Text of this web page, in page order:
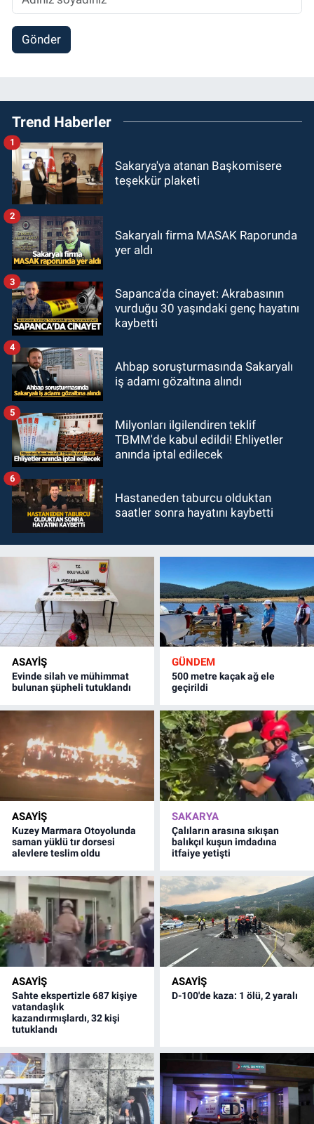
Gönder
Trend Haberler
Sakarya'ya atanan Başkomisere
teşekkür plaketi
1
Sakaryalı firma MASAK Raporunda
yer aldı
2
Sapanca'da cinayet: Akrabasının
vurduğu 30 yaşındaki genç hayatını
kaybetti
3
Ahbap soruşturmasında Sakaryalı
iş adamı gözaltına alındı
4
Milyonları ilgilendiren teklif
TBMM'de kabul edildi! Ehliyetler
anında iptal edilecek
5
Hastaneden taburcu olduktan
saatler sonra hayatını kaybetti
6
ASAYİŞ
Evinde silah ve mühimmat
bulunan şüpheli tutuklandı
GÜNDEM
500 metre kaçak ağ ele
geçirildi
ASAYİŞ
Kuzey Marmara Otoyolunda
saman yüklü tır dorsesi
alevlere teslim oldu
SAKARYA
Çalıların arasına sıkışan
balıkçıl kuşun imdadına
itfaiye yetişti
ASAYİŞ
Sahte ekspertizle 687 kişiye
vatandaşlık
kazandırmışlardı, 32 kişi
tutuklandı
ASAYİŞ
D-100'de kaza: 1 ölü, 2 yaralı